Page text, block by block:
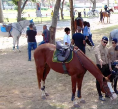
Temporada hípica da EsEqEx